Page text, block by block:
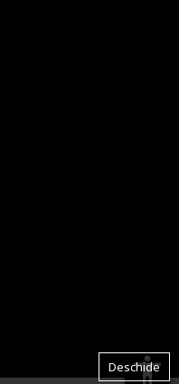
Deschide
accessibility
Cursor mare